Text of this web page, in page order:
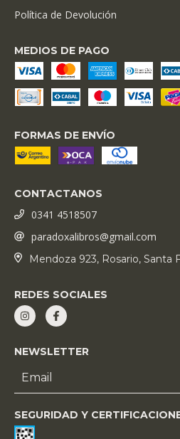
Política de Devolución
MEDIOS DE PAGO
FORMAS DE ENVÍO
CONTACTANOS
0341 4518507
paradoxalibros@gmail.com
Mendoza 923, Rosario, Santa
REDES SOCIALES
NEWSLETTER
SEGURIDAD Y